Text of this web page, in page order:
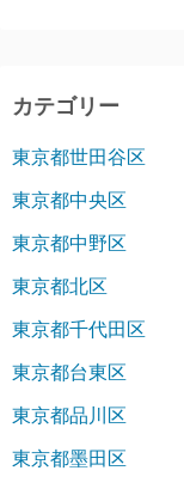
カテゴリー
東京都世田谷区
東京都中央区
東京都中野区
東京都北区
東京都千代田区
東京都台東区
東京都品川区
東京都墨田区